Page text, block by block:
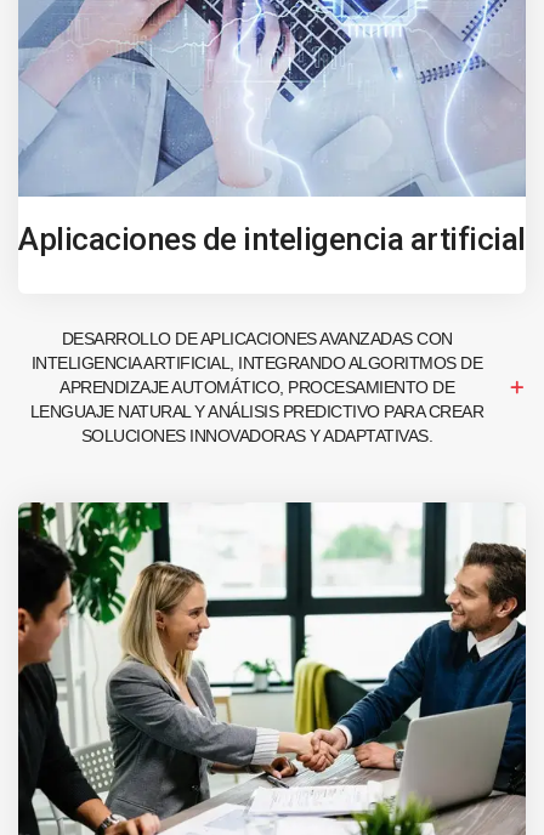
Aplicaciones de inteligencia artificial
DESARROLLO DE APLICACIONES AVANZADAS CON
INTELIGENCIA ARTIFICIAL, INTEGRANDO ALGORITMOS DE
APRENDIZAJE AUTOMÁTICO, PROCESAMIENTO DE
LENGUAJE NATURAL Y ANÁLISIS PREDICTIVO PARA CREAR
SOLUCIONES INNOVADORAS Y ADAPTATIVAS.